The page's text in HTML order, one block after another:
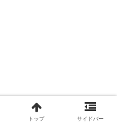
トップ サイドバー